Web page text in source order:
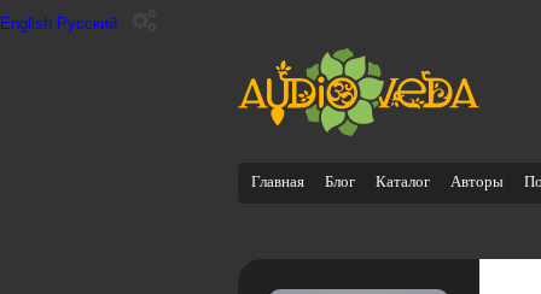
English Русский
Главная Блог Каталог Авторы